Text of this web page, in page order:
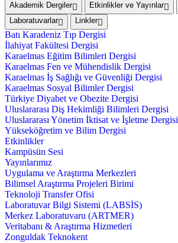
Akademik Dergiler Etkinlikler ve Yayınlar
Laboratuvarlar
Linkler
Batı Karadeniz Tıp Dergisi
İlahiyat Fakültesi Dergisi
Karaelmas Eğitim Bilimleri Dergisi
Karaelmas Fen ve Mühendislik Dergisi
Karaelmas İş Sağlığı ve Güvenliği Dergisi
Karaelmas Sosyal Bilimler Dergisi
Türkiye Diyabet ve Obezite Dergisi
Uluslararası Diş Hekimliği Bilimleri Dergisi
Uluslararası Yönetim İktisat ve İşletme Dergisi
Yükseköğretim ve Bilim Dergisi
Etkinlikler
Kampüsün Sesi
Yayınlarımız
Uygulama ve Araştırma Merkezleri
Bilimsel Araştırma Projeleri Birimi
Teknoloji Transfer Ofisi
Laboratuvar Bilgi Sistemi (LABSİS)
Merkez Laboratuvaru (ARTMER)
Veritabanı & Araştırma Hizmetleri
Zonguldak Teknokent